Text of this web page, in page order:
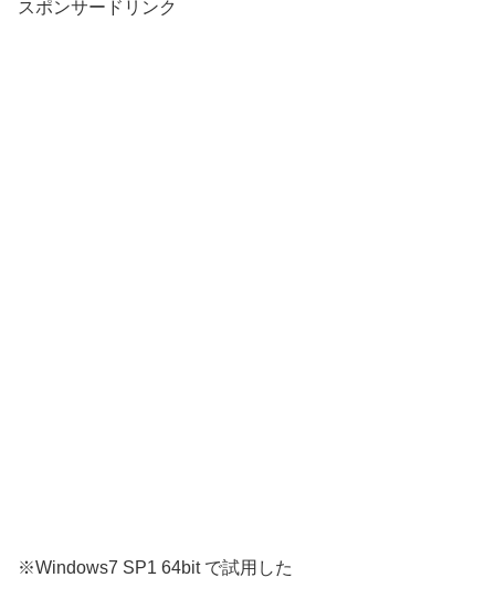
スポンサードリンク
※Windows7 SP1 64bit で試用した